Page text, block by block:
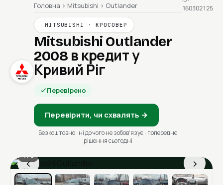
Головна › Mitsubishi › Outlander
MITSUBISHI · КРОСОВЕР
Mitsubishi Outlander
2008 в кредит у
Кривий Ріг
Перевірено
Перевірити, чи схвалять →
Безкоштовно · ні до чого не зобовʼязує · попереднє
рішення сьогодні
160302125
‹ ›
1 / 6
Ціна в місяць